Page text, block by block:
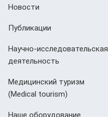
Новости
Публикации
Научно-исследовательская
деятельность
Медицинский туризм
(Мedical tourism)
Наше оборудование